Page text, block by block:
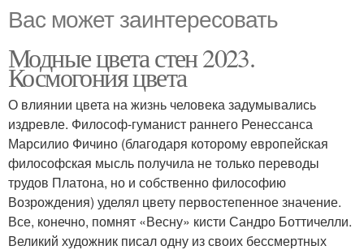
Вас может заинтересовать
Модные цвета стен 2023.
Космогония цвета
О влиянии цвета на жизнь человека задумывались
издревле. Философ-гуманист раннего Ренессанса
Марсилио Фичино (благодаря которому европейская
философская мысль получила не только переводы
трудов Платона, но и собственно философию
Возрождения) уделял цвету первостепенное значение.
Все, конечно, помнят «Весну» кисти Сандро Боттичелли.
Великий художник писал одну из своих бессмертных